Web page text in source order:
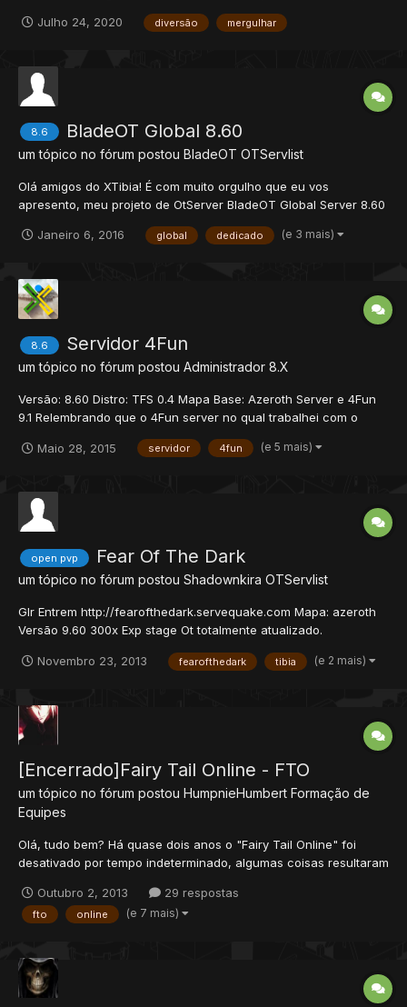
mergulhar Script que faze o player emergir Se alguém puder me
Julho 24, 2020 diversão mergulhar
8.6 BladeOT Global 8.60
um tópico no fórum postou BladeOT OTServlist
Olá amigos do XTibia! É com muito orgulho que eu vos
apresento, meu projeto de OtServer BladeOT Global Server 8.60
bom tempo trabalhando neste projeto antes de criar coragem
Janeiro 6, 2016 global dedicado (e 3 mais)
8.6 Servidor 4Fun
um tópico no fórum postou Administrador 8.X
Versão: 8.60 Distro: TFS 0.4 Mapa Base: Azeroth Server e 4Fun
9.1 Relembrando que o 4Fun server no qual trabalhei com o
trazer uns edits que fiz nele para a versão 8.60. Peguei várias
Maio 28, 2015 servidor 4fun (e 5 mais)
open pvp Fear Of The Dark
um tópico no fórum postou Shadownkira OTServlist
Glr Entrem http://fearofthedark.servequake.com Mapa: azeroth
Versão 9.60 300x Exp stage Ot totalmente atualizado.
Novembro 23, 2013 fearofthedark tibia (e 2 mais)
[Encerrado]Fairy Tail Online - FTO
um tópico no fórum postou HumpnieHumbert Formação de
Equipes
Olá, tudo bem? Há quase dois anos o "Fairy Tail Online" foi
desativado por tempo indeterminado, algumas coisas resultaram
internas, além de passarmos por diversos problemas no
processo de criação do jogo. É com uma grande felicidade que
Outubro 2, 2013 29 respostas
fto online (e 7 mais)